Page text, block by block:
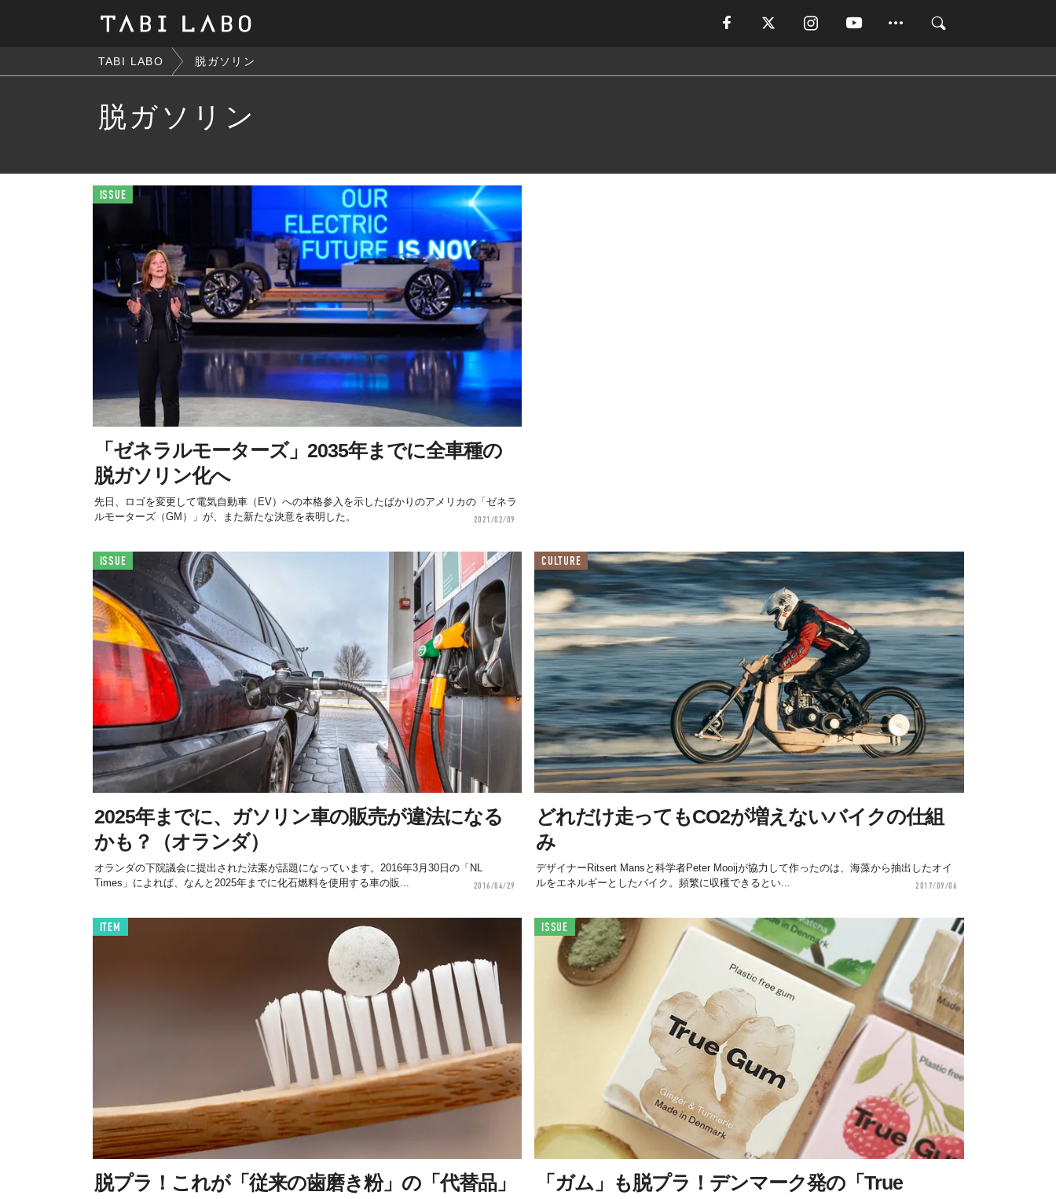
TABI LABO 脱ガソリン
脱ガソリン
ISSUE
「ゼネラルモーターズ」2035年までに全車種の
脱ガソリン化へ
先日、ロゴを変更して電気自動車（EV）への本格参入を示したばかりのアメリカの「ゼネラ
ルモーターズ（GM）」が、また新たな決意を表明した。
2021/02/09
ISSUE
2025年までに、ガソリン車の販売が違法になる
かも？（オランダ）
オランダの下院議会に提出された法案が話題になっています。2016年3月30日の「NL
Times」によれば、なんと2025年までに化石燃料を使用する車の販...
2016/04/29
CULTURE
どれだけ走ってもCO2が増えないバイクの仕組
み
デザイナーRitsert Mansと科学者Peter Mooijが協力して作ったのは、海藻から抽出したオイ
ルをエネルギーとしたバイク。頻繁に収穫できるとい...
2017/09/06
ITEM
脱プラ！これが「従来の歯磨き粉」の「代替品」
ISSUE
「ガム」も脱プラ！デンマーク発の「True